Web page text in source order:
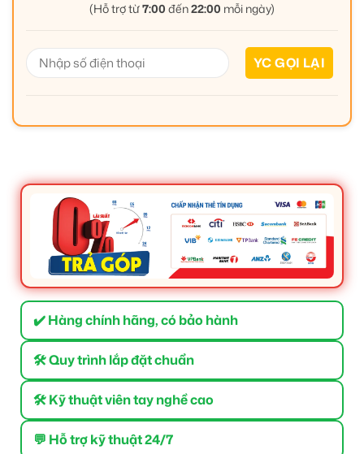
(Hỗ trợ từ7:00 đến22:00 mỗi ngày)
✔️ Hàng chính hãng, có bảo hành
🛠 Quy trình lắp đặt chuẩn
🛠 Kỹ thuật viên tay nghề cao
💬 Hỗ trợ kỹ thuật 24/7